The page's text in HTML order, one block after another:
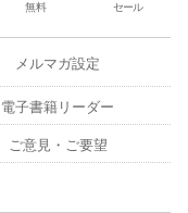
無料 セール
メルマガ設定
電子書籍リーダー
ご意見・ご要望